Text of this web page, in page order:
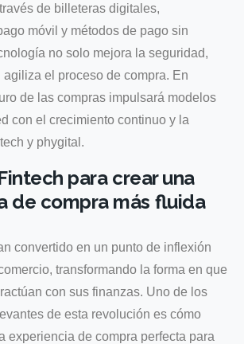
de billeteras digitales,
móvil y métodos de pago sin
no solo mejora la seguridad,
el proceso de compra. En
de las compras impulsará modelos
con el crecimiento continuo y la
y phygital.
para crear una
de compra más fluida
convertido en un punto de inflexión
transformando la forma en que
con sus finanzas. Uno de los
de esta revolución es cómo
experiencia de compra perfecta para